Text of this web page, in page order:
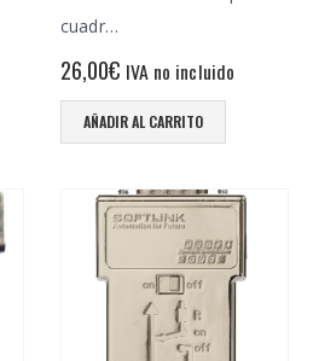
cuadr…
26,00€ IVA no incluido
AÑADIR AL CARRITO